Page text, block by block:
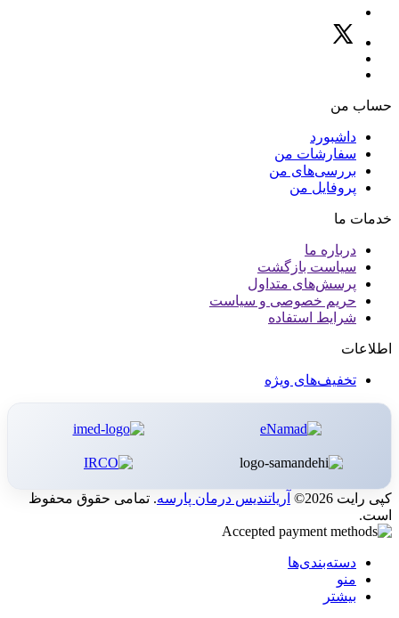
حساب من
داشبورد
سفارشات من
بررسی‌های من
پروفایل من
خدمات ما
درباره ما
سیاست بازگشت
پرسش‌های متداول
حریم خصوصی و سیاست
شرایط استفاده
اطلاعات
تخفیف‌های ویژه
کپی رایت 2026© آریاتندیس درمان پارسه. تمامی حقوق محفوظ
است.
دسته‌بندی‌ها
منو
بیشتر